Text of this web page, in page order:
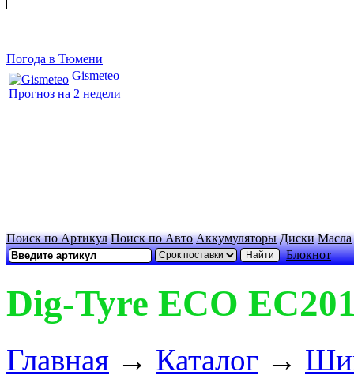
Погода в Тюмени
Gismeteo
Прогноз на 2 недели
Поиск по Артикул Поиск по Авто Аккумуляторы Диски Масла
Блокнот
Dig-Tyre ECO
Главная → Каталог →